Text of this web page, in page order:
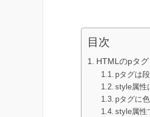
目次
HTMLのpタ
pタグは
style属性
pタグに
style属性